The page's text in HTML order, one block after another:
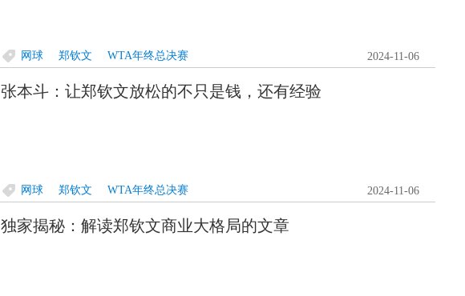
网球 郑钦文 WTA年终总决赛 2024-11-06
张本斗：让郑钦文放松的不只是钱，还有经验
网球 郑钦文 WTA年终总决赛 2024-11-06
独家揭秘：解读郑钦文商业大格局的文章